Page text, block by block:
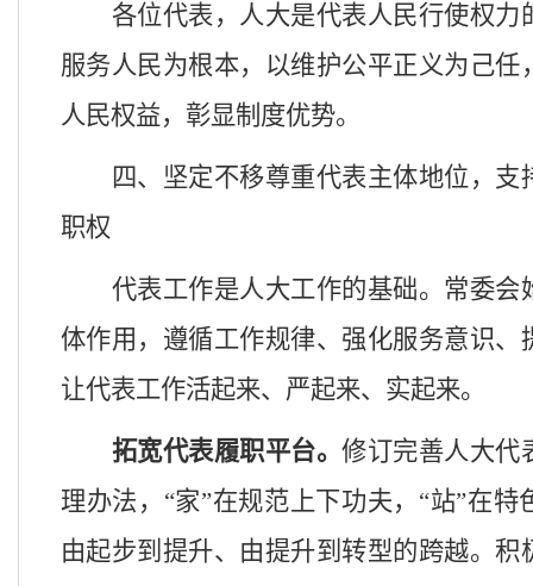
各位代表，人大是代表人民行使权力
服务人民为根本，以维护公平正义为己任
人民权益，彰显制度优势。
四、 坚定不移尊重代表主体地位，支
职权
代表工作是人大工作的基础。常委会
体作用，遵循工作规律、强化服务意识、
让代表工作活起来、严起来、实起来。
拓宽代表履职平台。修订完善人大代
理办法， “家”在规范上下功夫，“站”在
由起步到提升、由提升到转型的跨越。积